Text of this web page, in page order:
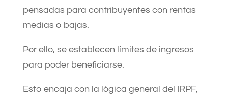
pensadas para contribuyentes con rentas
medias o bajas.
Por ello, se establecen límites de ingresos
para poder beneficiarse.
Esto encaja con la lógica general del IRPF,